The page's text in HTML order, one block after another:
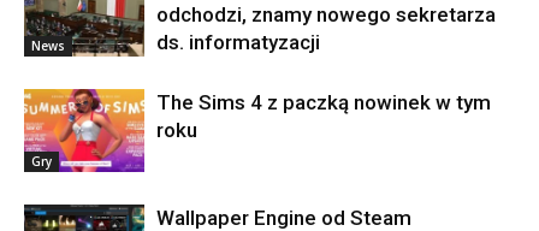
News
odchodzi, znamy nowego sekretarza
ds. informatyzacji
Gry
The Sims 4 z paczką nowinek w tym
roku
Wallpaper Engine od Steam